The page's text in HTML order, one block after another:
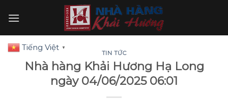
TIN TỨC
Nhà hàng Khải Hương Hạ Long
ngày 04/06/2025 06:01
Tiếng Việt ▼